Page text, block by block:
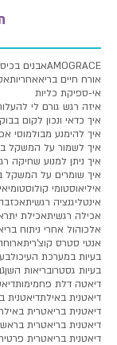
AMOGRACEאבנים
אורח חיים בריאאחריות
אי-ספיקת כליות
איך כדאי ונכון לקום
איך להימנע מבולמוסי
איך לשמור על המשקל
איך ניתן למנוע שחיקה
איך שומרים על המשקל
איליאוסטומי קולוסטומי
אינטליגנציה רגשית
אכילה רגשיתאכילת יתר
אלכוהול אחרי ניתוח
אנטי סטרס קוצ'רית
בעיות במערכת העיכול
בעיות גסטרובריאות השן
דיאטה דלת פחמימות
דיאטנית באילתדיאטנית
דיאטנית בריאטרית
דיאטנית בריאטרית
דיאטנית בריאטרית